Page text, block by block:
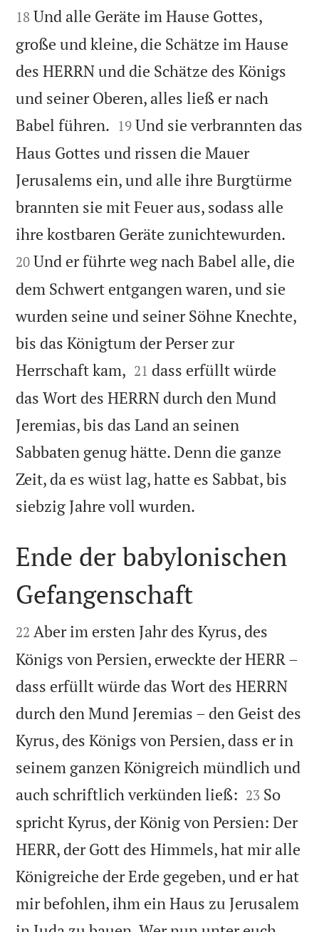
18 Und alle Geräte im Hause Gottes,
große und kleine, die Schätze im Hause
des HERRN und die Schätze des Königs
und seiner Oberen, alles ließ er nach
Babel führen. 

19 Und sie verbrannten das
Haus Gottes und rissen die Mauer
Jerusalems ein, und alle ihre Burgtürme
brannten sie mit Feuer aus, sodass alle
ihre kostbaren Geräte zunichtewurden.
20 Und er führte weg nach Babel alle, die
dem Schwert entgangen waren, und sie
wurden seine und seiner Söhne Knechte,
bis das Königtum der Perser zur
Herrschaft kam, 

21 dass erfüllt würde
das Wort des HERRN durch den Mund
Jeremias, bis das Land an seinen
Sabbaten genug hätte. Denn die ganze
Zeit, da es wüst lag, hatte es Sabbat, bis
siebzig Jahre voll wurden.

Ende der babylonischen
Gefangenschaft

22 Aber im ersten Jahr des Kyrus, des
Königs von Persien, erweckte der HERR –
dass erfüllt würde das Wort des HERRN
durch den Mund Jeremias – den Geist des
Kyrus, des Königs von Persien, dass er in
seinem ganzen Königreich mündlich und
auch schriftlich verkünden ließ: 

23 So
spricht Kyrus, der König von Persien: Der
HERR, der Gott des Himmels, hat mir alle
Königreiche der Erde gegeben, und er hat
mir befohlen, ihm ein Haus zu Jerusalem